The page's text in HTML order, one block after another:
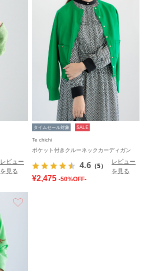
レビュー
を見る
タイムセール対象 SALE
Te chichi
ポケット付きクルーネックカーディガン
4.6 （5）
レビュー
を見る
¥2,475 -50%OFF-